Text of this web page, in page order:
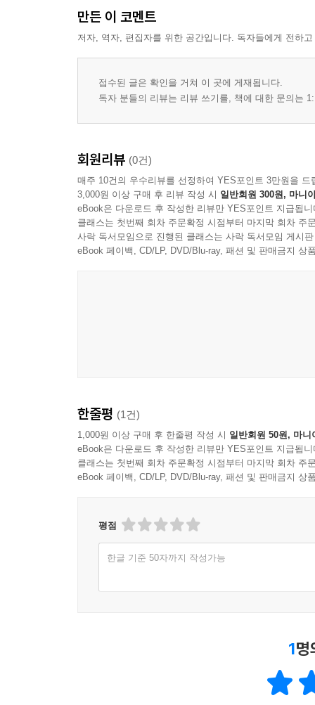
만든 이 코멘트
저자, 역자, 편집자를 위한 공간입니다. 독자들에게 전하
접수된 글은 확인을 거쳐 이 곳에 게재됩니다.
독자 분들의 리뷰는 리뷰 쓰기를, 책에 대한 문의는
회원리뷰 (0건)
매주 10건의 우수리뷰를 선정하여 YES포인트 3만원을 드
3,000원 이상 구매 후 리뷰 작성 시 일반회원 300원, 마니
eBook은 다운로드 후 작성한 리뷰만 YES포인트 지급됩니
클래스는 첫번째 회차 주문확정 시점부터 마지막 회차 주
사락 독서모임으로 진행된 클래스는 사락 독서모임 게시
eBook 페이백, CD/LP, DVD/Blu-ray, 패션 및 판매금지 상
한줄평 (1건)
1,000원 이상 구매 후 한줄평 작성 시 일반회원 50원, 마니
eBook은 다운로드 후 작성한 리뷰만 YES포인트 지급됩니
클래스는 첫번째 회차 주문확정 시점부터 마지막 회차 주
eBook 페이백, CD/LP, DVD/Blu-ray, 패션 및 판매금지 상
평점
한글 기준 50자까지 작성가능
1명